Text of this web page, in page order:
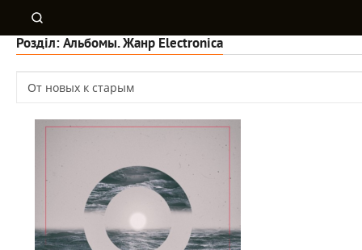
Розділ: Альбомы. Жанр Electronica